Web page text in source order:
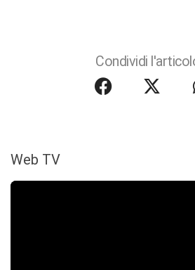
Condividi
Web TV